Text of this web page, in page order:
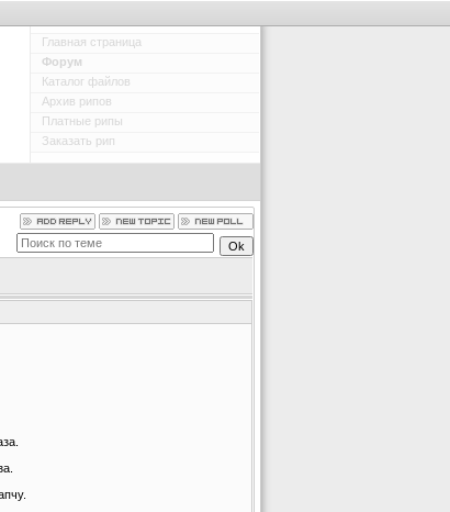
Главная страница
Форум
Каталог файлов
Архив рипов
Платные рипы
Заказать рип